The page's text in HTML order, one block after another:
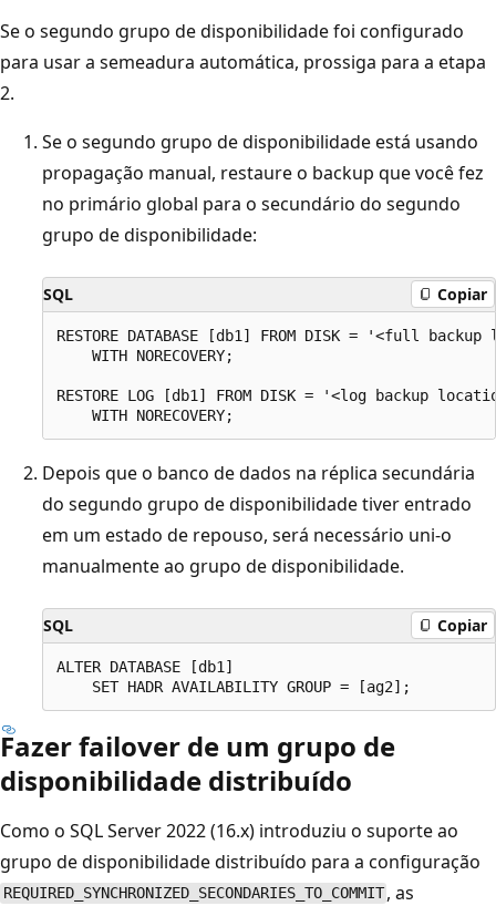
Se o segundo grupo de disponibilidade foi configurado
para usar a semeadura automática, prossiga para a etapa
2.
Se o segundo grupo de disponibilidade está usando
propagação manual, restaure o backup que você fez
no primário global para o secundário do segundo
grupo de disponibilidade:
SQL Copiar
RESTORE DATABASE [db1] FROM DISK = '<full
    WITH NORECOVERY;
RESTORE LOG [db1] FROM DISK = '<log backup
Depois que o banco de dados na réplica secundária
do segundo grupo de disponibilidade tiver entrado
em um estado de repouso, será necessário uni-o
manualmente ao grupo de disponibilidade.
SQL Copiar
ALTER DATABASE [db1]
Fazer failover de um grupo de
disponibilidade distribuído
Como o SQL Server 2022 (16.x) introduziu o suporte ao
grupo de disponibilidade distribuído para a configuração
REQUIRED_SYNCHRONIZED_SECONDARIES_TO_COMMIT , as